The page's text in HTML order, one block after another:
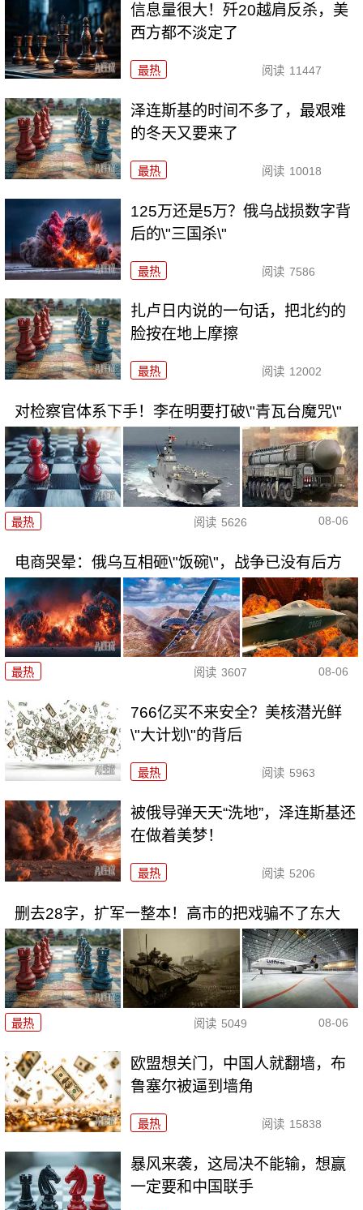
信息量很大！歼20越肩反杀，美
西方都不淡定了
最热 阅读 11447
泽连斯基的时间不多了，最艰难
的冬天又要来了
最热 阅读 10018
125万还是5万？俄乌战损数字背
后的\"三国杀\"
最热 阅读 7586
扎卢日内说的一句话，把北约的
脸按在地上摩擦
最热 阅读 12002
对检察官体系下手！李在明要打破\"青瓦台魔咒\"
最热 阅读 5626 08-06
电商哭晕：俄乌互相砸\"饭碗\"，战争已没有后方
最热 阅读 3607 08-06
766亿买不来安全？美核潜光鲜
\"大计划\"的背后
最热 阅读 5963
被俄导弹天天“洗地”，泽连斯基还
在做着美梦！
最热 阅读 5206
删去28字，扩军一整本！高市的把戏骗不了东大
最热 阅读 5049 08-06
欧盟想关门，中国人就翻墙，布
鲁塞尔被逼到墙角
最热 阅读 15838
暴风来袭，这局决不能输，想赢
一定要和中国联手